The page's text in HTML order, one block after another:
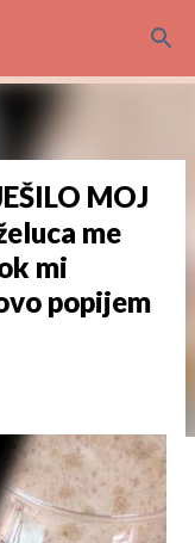
MOJ
me
mi
popijem